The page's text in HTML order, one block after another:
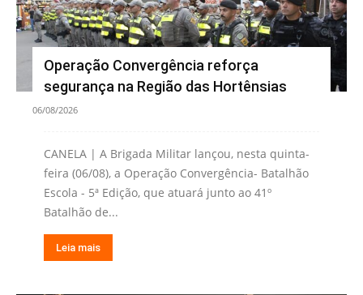
Operação Convergência reforça
segurança na Região das Hortênsias
06/08/2026
CANELA | A Brigada Militar lançou, nesta quinta-
feira (06/08), a Operação Convergência- Batalhão
Escola - 5ª Edição, que atuará junto ao 41º
Batalhão de...
Leia mais